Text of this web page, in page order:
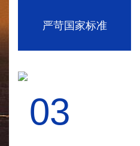
严苛国家标准
03